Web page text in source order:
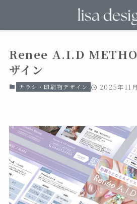
Renee A.I.D
ザイン
チラシ・印刷物デザイン 2025年11